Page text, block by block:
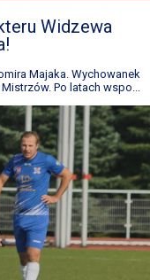
Widzewa
Majaka. Wychowanek
Po latach wspo...